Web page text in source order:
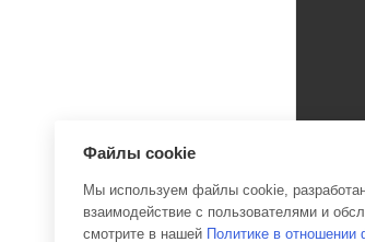
Файлы cookie
Мы используем файлы cookie,
взаимодействие с пользователями и
смотрите в нашей Политике в отношении